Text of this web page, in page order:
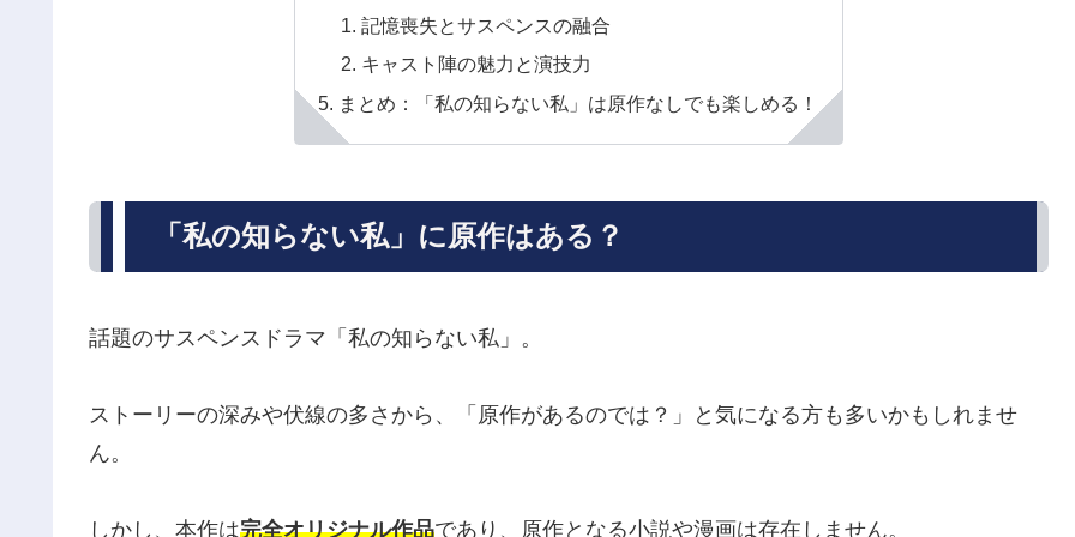
記憶喪失とサスペンスの融合
キャスト陣の魅力と演技力
まとめ：「私の知らない私」は原作なしでも楽しめる！
「私の知らない私」に原作はある？
話題のサスペンスドラマ「私の知らない私」。
ストーリーの深みや伏線の多さから、「原作があるのでは？」と気になる方も多いかもしれませ
ん。
しかし、本作は完全オリジナル作品であり、原作となる小説や漫画は存在しません。